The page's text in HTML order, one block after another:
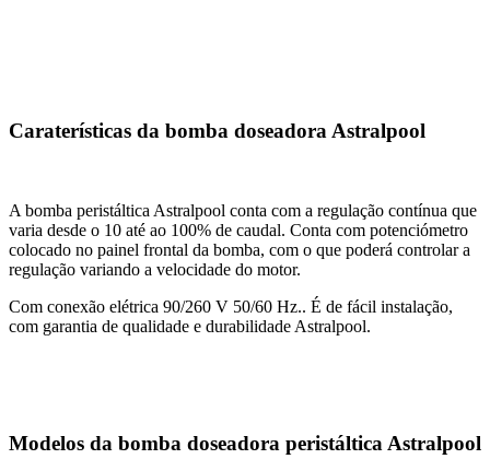
Caraterísticas da bomba doseadora Astralpool
A bomba peristáltica Astralpool conta com a regulação contínua que
varia desde o 10 até ao 100% de caudal. Conta com potenciómetro
colocado no painel frontal da bomba, com o que poderá controlar a
regulação variando a velocidade do motor.
Com conexão elétrica 90/260 V 50/60 Hz.. É de fácil instalação,
com garantia de qualidade e durabilidade Astralpool.
Modelos da bomba doseadora peristáltica Astralpool